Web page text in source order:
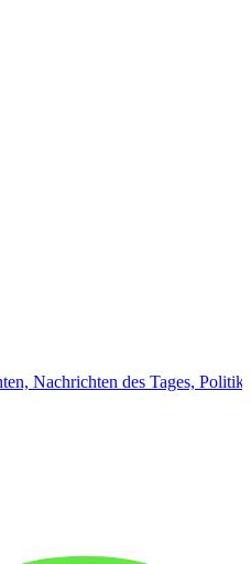
Nachrichten des Tages, Politik